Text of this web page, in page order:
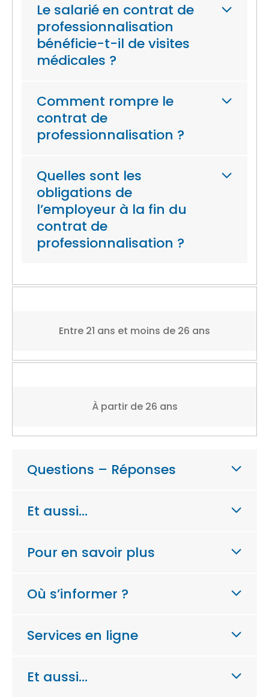
Le salarié en contrat de
professionnalisation
bénéficie-t-il de visites
médicales ?
Comment rompre le
contrat de
professionnalisation ?
Quelles sont les
obligations de
l’employeur à la fin du
contrat de
professionnalisation ?
Entre 21 ans et moins de 26 ans
À partir de 26 ans
Questions – Réponses
Et aussi…
Pour en savoir plus
Où s’informer ?
Services en ligne
Et aussi…